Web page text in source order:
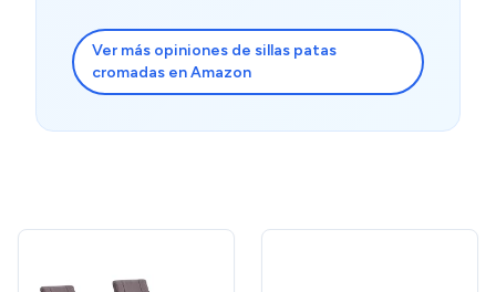
Ver más opiniones de sillas patas
cromadas en Amazon